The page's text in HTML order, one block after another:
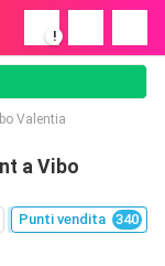
!
Valentia
a Vibo
Punti vendita 340